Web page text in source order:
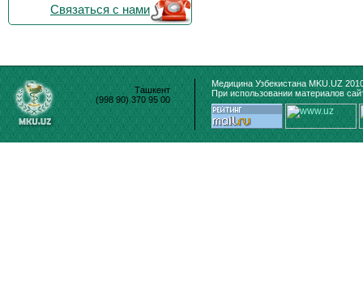
Связаться с нами
Ташкент
(998 90) 370 95 00
Медицина Узбекистана MKU.UZ
При использовании материалов